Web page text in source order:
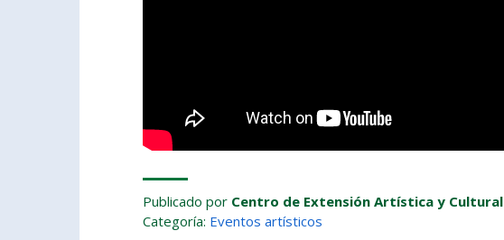
Publicado por Centro de Extensión Artística y Cultural
Categoría: Eventos artísticos